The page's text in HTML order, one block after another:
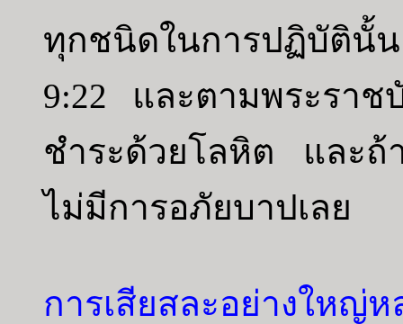
ทุกชนิดในการปฏิบัตินั้น
9:22 และตามพระรา
ชำระด้วยโลหิต และถ้
ไม่มีการอภัยบาปเลย
การเสียสละอย่างใหญ่